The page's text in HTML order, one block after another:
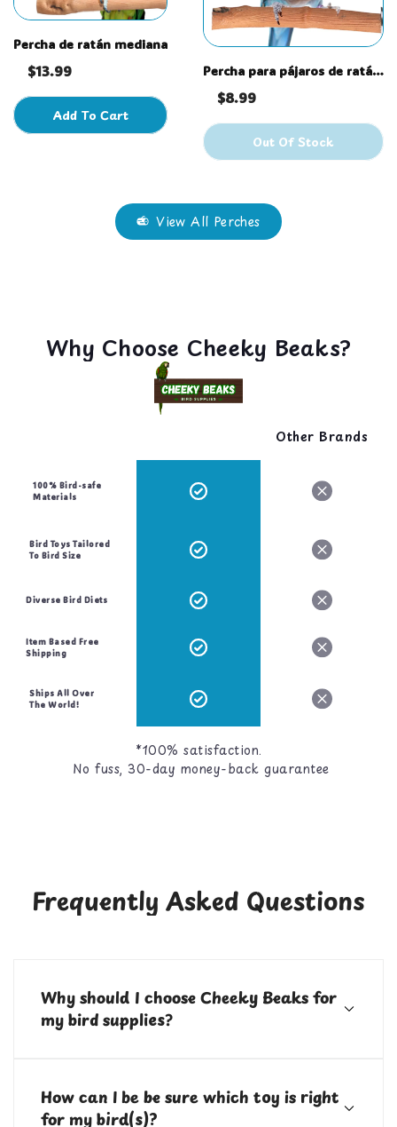
Percha de ratán mediana
$13.99
Add To Cart
Percha para pájaros de ratán
pequeña
$8.99
Out Of Stock
View All Perches
Why Choose Cheeky Beaks?
Other Brands
100% Bird-safe
Materials
Bird Toys Tailored
To Bird Size
Diverse Bird Diets
Item Based Free
Shipping
Ships All Over
The World!
*100% satisfaction.
No fuss, 30-day money-back guarantee
Frequently Asked Questions
Why should I choose Cheeky Beaks for
my bird supplies?
curated by bird parents with over 10 years of
experience.
How can I be be sure which toy is right
for my bird(s)?